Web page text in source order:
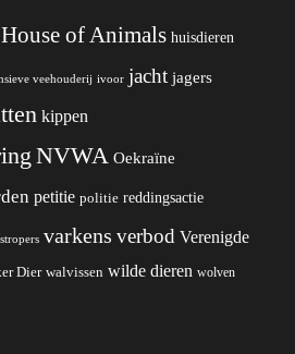
House of Animals huisdieren
veehouderij ivoor jacht jagers
kippen
NVWA Oekraïne
petitie politie reddingsactie
stropers varkens verbod Verenigde
Dier walvissen wilde dieren wolven